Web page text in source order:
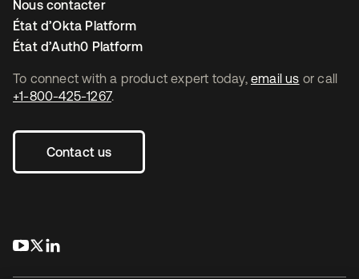
To connect with a product expert today, email us or call
+1-800-425-1267.
Contact us
s’ouvre dans un nouvel onglet
s’ouvre dans un nouvel onglet
Nous contacter
État d’Okta Platform
État d’Auth0 Platform